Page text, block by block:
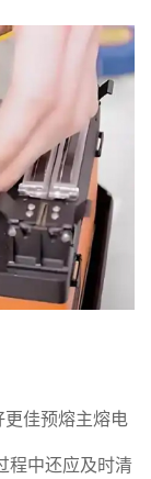
佳预熔主熔电
程中还应及时清